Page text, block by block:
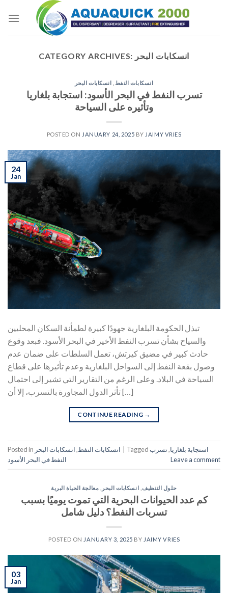
CATEGORY ARCHIVES: انسكابات البحر
انسكابات النفط انسكابات البحر
تسرب النفط في البحر الأسود: استجابة بلغاريا
وتأثيره على السياحة
POSTED ON JANUARY 24, 2025 BY JAIMY VRIES
24
Jan
تبذل الحكومة البلغارية جهودًا كبيرة لطمأنة السكان المحليين
والسياح بشأن تسرب النفط الأخير في البحر الأسود. فبعد وقوع
حادث كبير في مضيق كيرتش، تعمل السلطات على ضمان عدم
وصول بقعة النفط إلى السواحل البلغارية وعدم تأثيرها على قطاع
السياحة في البلاد. وعلى الرغم من التقارير التي تشير إلى احتمال
تأثر الدول المجاورة بالتسرب، إلا أن […]
CONTINUE READING →
Posted in انسكابات النفط,انسكابات البحر Tagged استجابة بلغاريا,تسرب
النفط في البحر الأسود
Leave a comment
حلول التنظيف, انسكابات البحر معالجة الحياة البرية
كم عدد الحيوانات البحرية التي تموت يوميًا بسبب
تسربات النفط؟ دليل شامل
POSTED ON JANUARY 3, 2025 BY JAIMY VRIES
03
Jan